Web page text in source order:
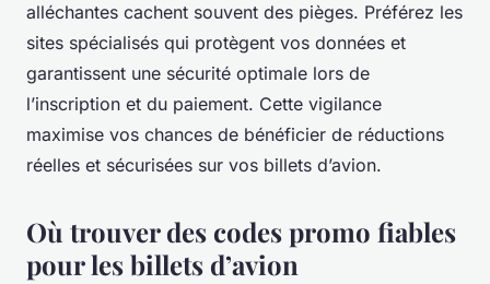
alléchantes cachent souvent des pièges. Préférez les
sites spécialisés qui protègent vos données et
garantissent une sécurité optimale lors de
l’inscription et du paiement. Cette vigilance
maximise vos chances de bénéficier de réductions
réelles et sécurisées sur vos billets d’avion.
Où trouver des codes promo fiables
pour les billets d’avion